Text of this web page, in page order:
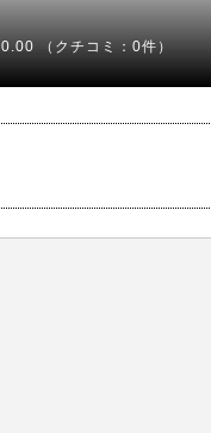
0.00 （クチコミ：0件）